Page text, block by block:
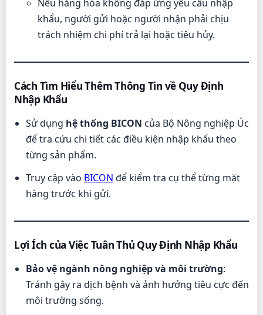
Nếu hàng hóa không đáp ứng yêu cầu nhập
khẩu, người gửi hoặc người nhận phải chịu
trách nhiệm chi phí trả lại hoặc tiêu hủy.
Cách Tìm Hiểu Thêm Thông Tin về Quy Định
Nhập Khẩu
Sử dụng hệ thống BICON của Bộ Nông nghiệp Úc
để tra cứu chi tiết các điều kiện nhập khẩu theo
từng sản phẩm.
Truy cập vào BICON để kiểm tra cụ thể từng mặt
hàng trước khi gửi.
Lợi Ích của Việc Tuân Thủ Quy Định Nhập Khẩu
Bảo vệ ngành nông nghiệp và môi trường:
Tránh gây ra dịch bệnh và ảnh hưởng tiêu cực đến
môi trường sống.